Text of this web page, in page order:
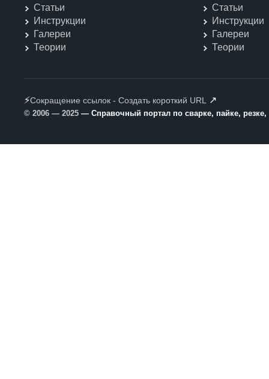
Статьи
Инструкции
Галереи
Теории
Статьи
Инструкции
Галереи
Теории
⚡Сокращение ссылок - Создать короткий URL ↗
© 2006 — 2025 — Справочный портал по сварке, пайке,